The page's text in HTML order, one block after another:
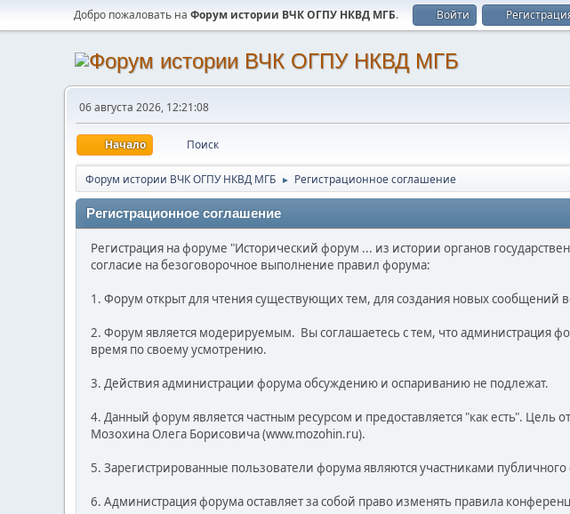
Добро пожаловать на Форум истории ВЧК ОГПУ НКВД МГБ. Войти
06 августа 2026, 12:21:08
Начало Поиск
Форум истории ВЧК ОГПУ НКВД МГБ ► Регистрационное соглашение
Регистрационное соглашение
Регистрация на форуме "Исторический форум ... из истории органов
согласие на безоговорочное выполнение правил форума:
1. Форум открыт для чтения существующих тем, для создания новых сообщений
2. Форум является модерируемым. Вы соглашаетесь с тем, что администрация
время по своему усмотрению.
3. Действия администрации форума обсуждению и оспариванию не подлежат.
4. Данный форум является частным ресурсом и предоставляется "как есть". Цель
Мозохина Олега Борисовича (www.mozohin.ru).
5. Зарегистрированные пользователи форума являются участниками
6. Администрация форума оставляет за собой право изменять правила